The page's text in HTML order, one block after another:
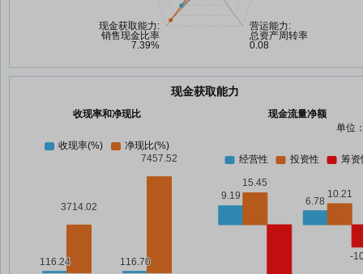
现金获取能力
收现率和净现比
现金流量净额
单位